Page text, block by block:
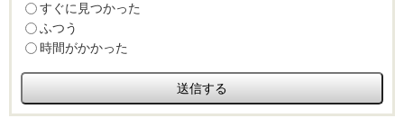
すぐに見つかった
ふつう
時間がかかった